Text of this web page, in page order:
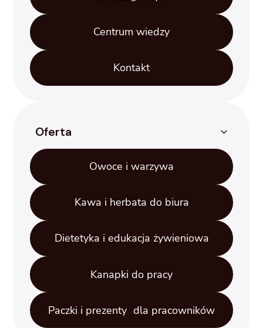
Centrum wiedzy
Kontakt
Oferta
Owoce i warzywa
Kawa i herbata do biura
Dietetyka i edukacja żywieniowa
Kanapki do pracy
Paczki i prezenty dla pracowników